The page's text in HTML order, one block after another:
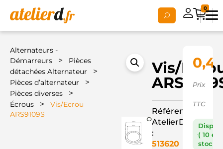
0
Alternateurs -
Démarreurs
>
Pièces
détachées Alternateur
>
Pièces d’alternateur >
Pièces diverses >
Écrous >
Vis/Ecrou
ARS9109S
Vis/
Référence
AtelierD
:
513620
0,42
Prix
TTC
( 10 en
stock )